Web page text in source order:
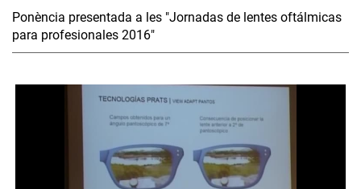
Ponència presentada a les "Jornadas de lentes oftálmicas
para profesionales 2016"